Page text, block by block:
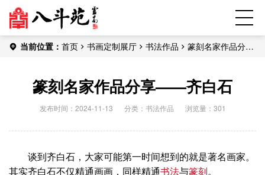
当前位置： 首页 书画定制展厅 书法作品
篆刻名家作品分享
篆刻名家作品分享——齐白石
发布时间：2024-11-13 分类： 书法作品 浏览量：301
谈到齐白石，大家可能第一时间想到的就是著名画家。
其实齐白石不仅精通画画，同样精通书法与篆刻。